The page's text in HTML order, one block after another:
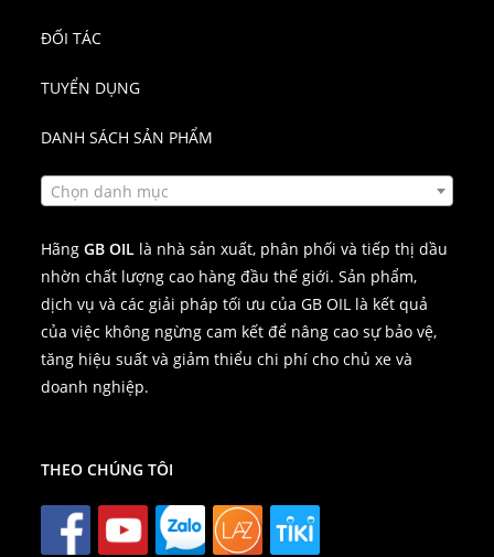
ĐỐI TÁC
TUYỂN DỤNG
DANH SÁCH SẢN PHẨM
Chọn danh mục
HãngGB OIL là nhà sản xuất, phân phối và tiếp thị dầu
nhờn chất lượng cao hàng đầu thế giới. Sản phẩm,
dịch vụ và các giải pháp tối ưu của GB OIL là kết quả
của việc không ngừng cam kết để nâng cao sự bảo vệ,
tăng hiệu suất và giảm thiểu chi phí cho chủ xe và
doanh nghiệp.
THEO CHÚNG TÔI